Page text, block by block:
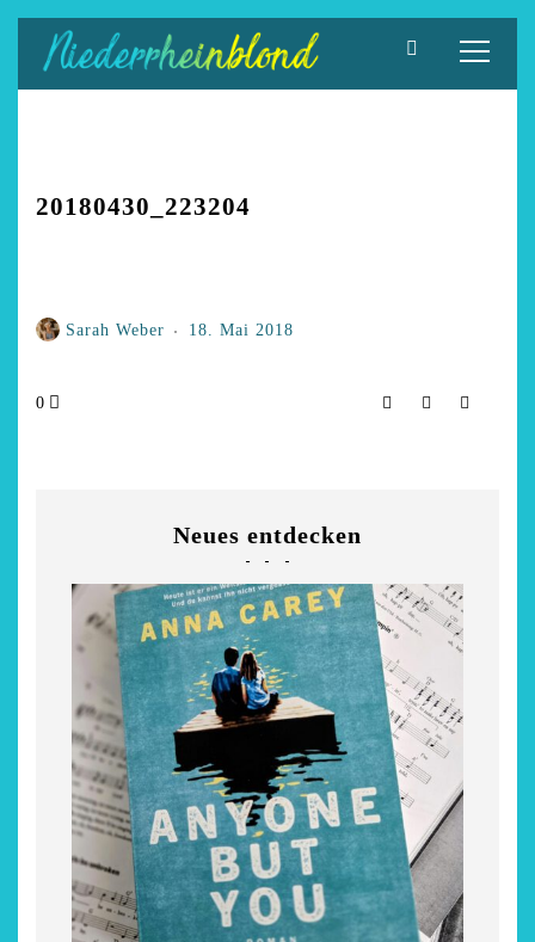
Inhalt
springen
Neues entdecken
20180430_223204
Sarah Weber 18. Mai 2018
0